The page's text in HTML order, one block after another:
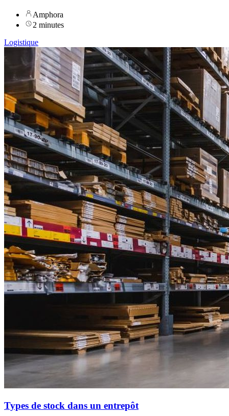
Amphora
2 minutes
Logistique
Types de stock dans un entrepôt